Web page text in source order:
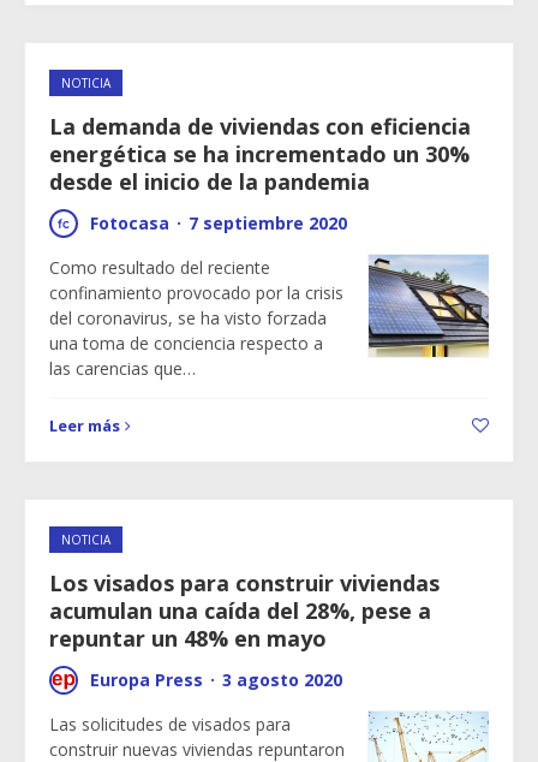
NOTICIA
La demanda de viviendas con eficiencia
energética se ha incrementado un 30%
desde el inicio de la pandemia
Fotocasa · 7 septiembre 2020
Como resultado del reciente
confinamiento provocado por la crisis
del coronavirus, se ha visto forzada
una toma de conciencia respecto a
las carencias que…
Leer más
NOTICIA
Los visados para construir viviendas
acumulan una caída del 28%, pese a
repuntar un 48% en mayo
Europa Press · 3 agosto 2020
Las solicitudes de visados para
construir nuevas viviendas repuntaron